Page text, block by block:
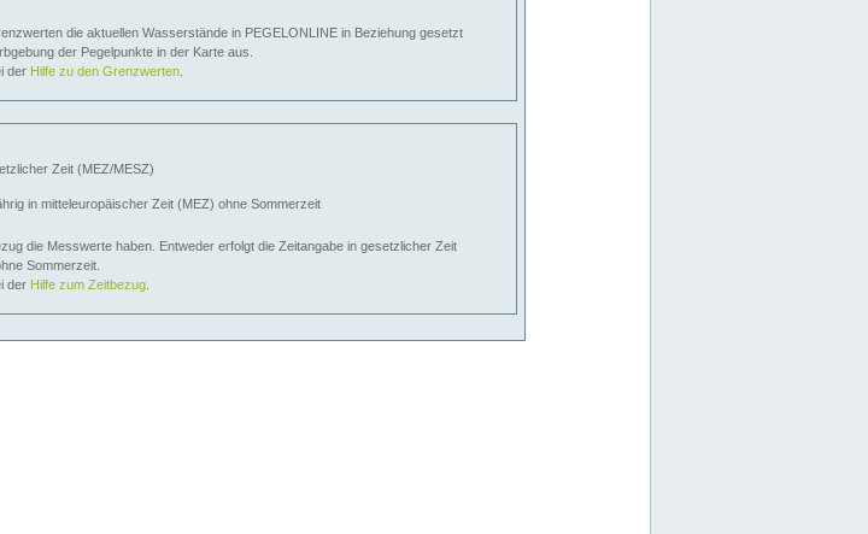
die aktuellen Wasserstände in PEGELONLINE in Beziehung gesetzt
Farbgebung der Pegelpunkte in der Karte aus.
der Hilfe zu den Grenzwerten
Zeit (MEZ/MESZ)
in mitteleuropäischer Zeit (MEZ) ohne Sommerzeit
die Messwerte haben. Entweder erfolgt die Zeitangabe in gesetzlicher Zeit
Sommerzeit.
der Hilfe zum Zeitbezug